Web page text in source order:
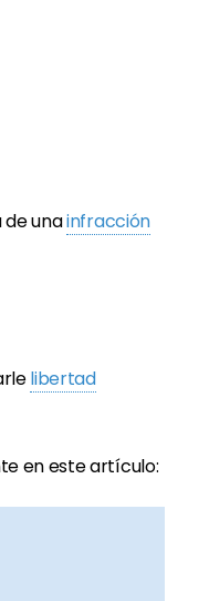
de unainfracción
libertad
en este artículo: